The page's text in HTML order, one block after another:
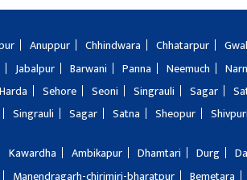
Anuppur Chhindwara Chhatarpur
Jabalpur Barwani Panna Neemuch
Harda Sehore Seoni Singrauli Sagar
Singrauli Sagar Satna Sheopur Shivpuri
Kawardha Ambikapur Dhamtari Durg